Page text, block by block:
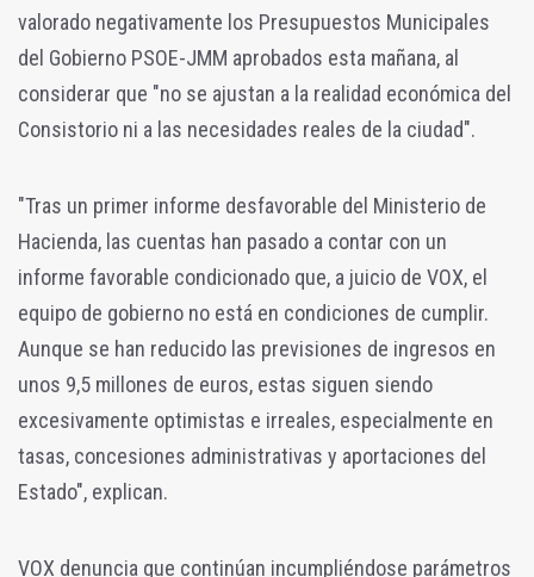
valorado negativamente los Presupuestos Municipales
del Gobierno PSOE-JMM aprobados esta mañana, al
considerar que "no se ajustan a la realidad económica del
Consistorio ni a las necesidades reales de la ciudad".
"Tras un primer informe desfavorable del Ministerio de
Hacienda, las cuentas han pasado a contar con un
informe favorable condicionado que, a juicio de VOX, el
equipo de gobierno no está en condiciones de cumplir.
Aunque se han reducido las previsiones de ingresos en
unos 9,5 millones de euros, estas siguen siendo
excesivamente optimistas e irreales, especialmente en
tasas, concesiones administrativas y aportaciones del
Estado", explican.
VOX denuncia que continúan incumpliéndose parámetros